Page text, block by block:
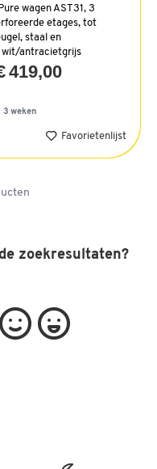
wagen AST31, 3
etages, tot
staal en
wit/antracietgrijs
419,00
3 weken
Favorietenlijst
zoekresultaten?